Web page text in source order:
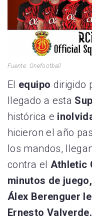
Fuente: Onefootball
El equipo dirigido
llegado a esta
histórica e
hicieron el año
los mandos,
contra el Athletic
minutos de
Álex Berenguer
Ernesto Valverde.